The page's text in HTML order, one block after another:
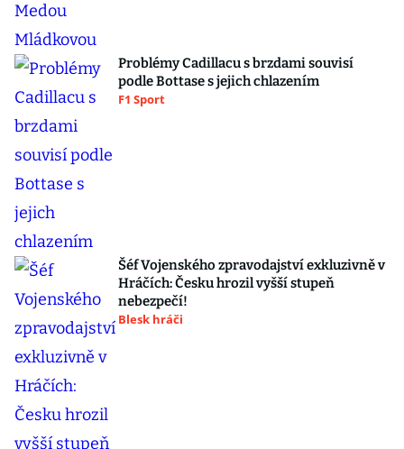
Problémy Cadillacu s brzdami souvisí
podle Bottase s jejich chlazením
F1 Sport
Šéf Vojenského zpravodajství exkluzivně v
Hráčích: Česku hrozil vyšší stupeň
nebezpečí!
Blesk hráči